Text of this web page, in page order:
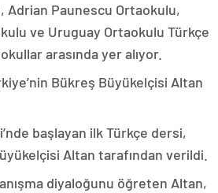
Adrian Paunescu Ortaokulu,
ve Uruguay Ortaokulu Türkçe
arasında yer alıyor.
Bükreş Büyükelçisi Altan
başlayan ilk Türkçe dersi,
Altan tarafından verildi.
diyaloğunu öğreten Altan,